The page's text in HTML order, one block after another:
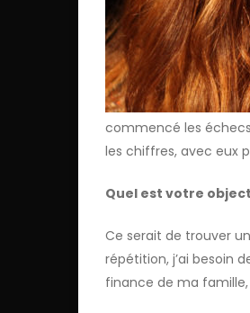
commencé les échecs
les chiffres, avec eux
Quel est votre
Ce serait de trouver
répétition, j’ai besoin
finance de ma famille,